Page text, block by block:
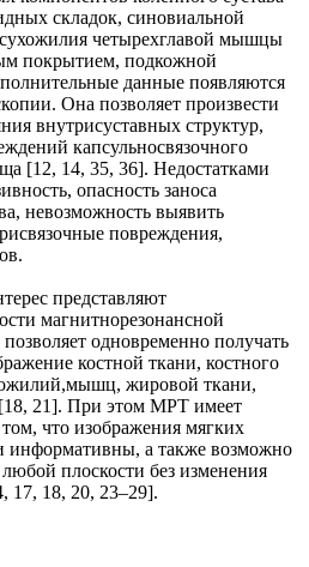
складок, синовиальной
четырехглавой мышцы
покрытием, подкожной
данные появляются
Она позволяет произвести
внутрисуставных структур,
капсульносвязочного
[12, 14, 35, 36]. Недостатками
опасность заноса
невозможность выявить
повреждения,
представляют
магнитнорезонансной
одновременно получать
костной ткани, костного
жировой ткани,
[18, 21]. При этом МРТ имеет
что изображения мягких
информативны, а также возможно
плоскости без изменения
17, 18, 20, 23–29].